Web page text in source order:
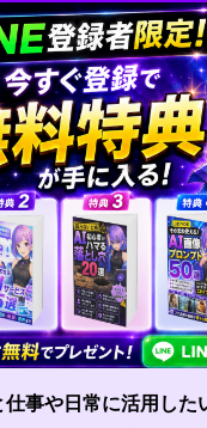
仕事や日常に活用した